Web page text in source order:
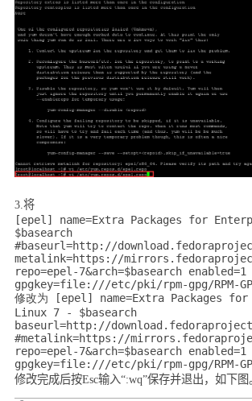
3. 将
[epel] name=Extra Packages for
$basearch
#baseurl=http://
metalink=https://
repo=epel-7&arch=$basearch enabled=1
gpgkey=file:///etc/pki/rpm-gpg/RPM-
修改为 [epel] name=Extra Packages
Linux 7 - $basearch
baseurl=http://
#metalink=https://
repo=epel-7&arch=$basearch enabled=1
gpgkey=file:///etc/pki/rpm-gpg/RPM-
修改完成后按Esc输入“:wq”保存并退出，如下图